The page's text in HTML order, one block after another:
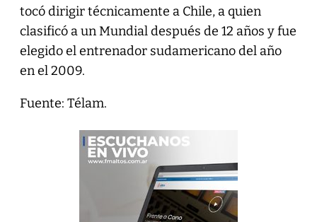
tocó dirigir técnicamente a Chile, a quien
clasificó a un Mundial después de 12 años y fue
elegido el entrenador sudamericano del año
en el 2009.
Fuente: Télam.